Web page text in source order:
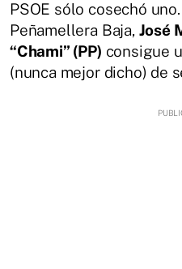
PSOE sólo cosechó
Peñamellera Baja, José
“Chami” (PP) consigue
(nunca mejor dicho) de